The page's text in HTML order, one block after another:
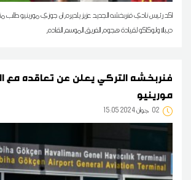
اكد رئيس نادي فنربخشه الجديد عزيز يلديرم ان جوزي مورينيو طلب
ديبالا ولوكاكو لقيادة هجوم الفريق الموسم القادم
فنربخشه التركي يعلن عن تعاقده مع
مورينيو
02 15:05 2024 جوان